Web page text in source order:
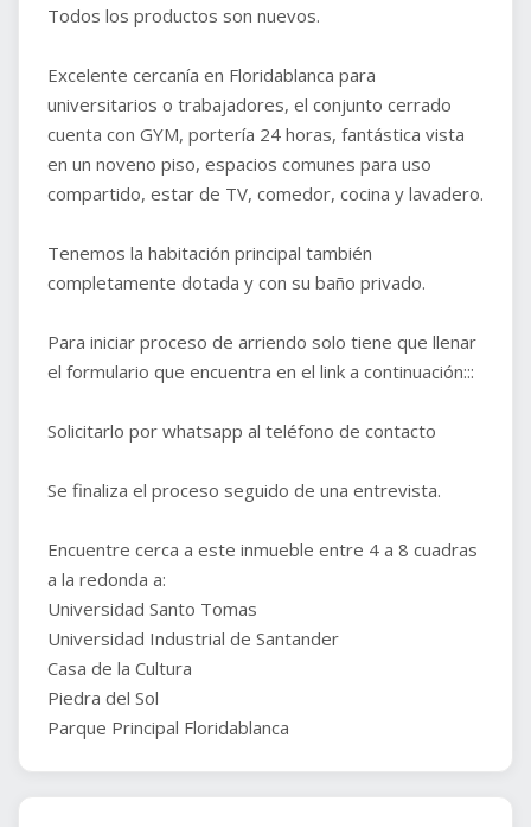
Todos los productos son nuevos.
Excelente cercanía en Floridablanca para
universitarios o trabajadores, el conjunto cerrado
cuenta con GYM, portería 24 horas, fantástica vista
en un noveno piso, espacios comunes para uso
compartido, estar de TV, comedor, cocina y lavadero.
Tenemos la habitación principal también
completamente dotada y con su baño privado.
Para iniciar proceso de arriendo solo tiene que llenar
el formulario que encuentra en el link a continuación:::
Solicitarlo por whatsapp al teléfono de contacto
Se finaliza el proceso seguido de una entrevista.
Encuentre cerca a este inmueble entre 4 a 8 cuadras
a la redonda a:
Universidad Santo Tomas
Universidad Industrial de Santander
Casa de la Cultura
Piedra del Sol
Parque Principal Floridablanca